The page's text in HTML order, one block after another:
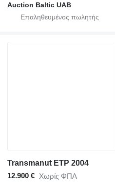
Auction Baltic UAB
Transmanut ETP 2004
12.900 € Χωρίς ΦΠΑ